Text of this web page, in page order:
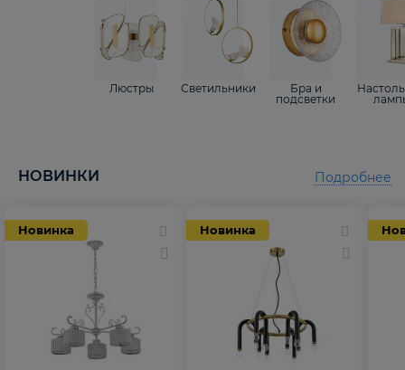
Люстры Светильники
Бра и
подсветки
НОВИНКИ
Новинка Новинка
Подробнее